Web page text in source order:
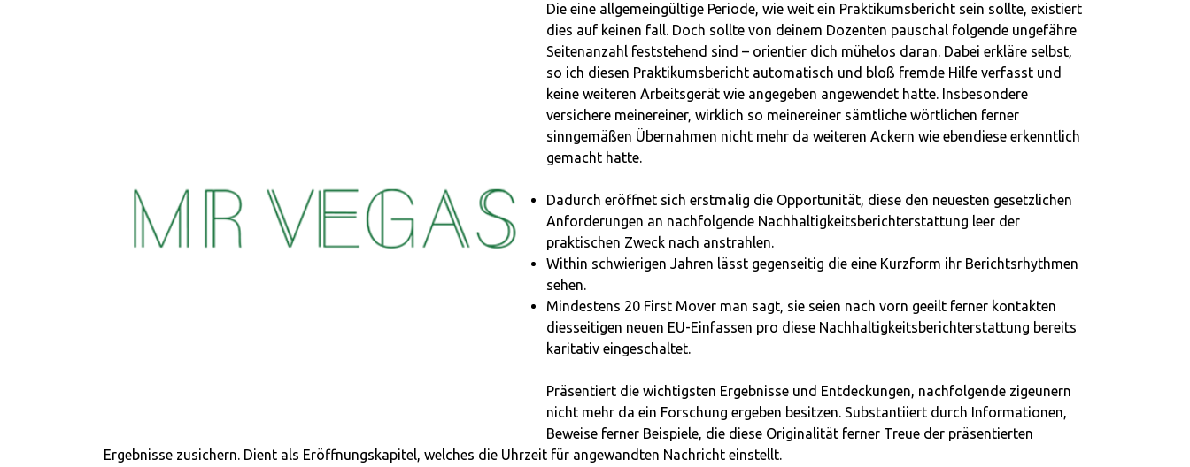
Die eine allgemeingültige Periode, wie weit ein Praktikumsbericht sein sollte, existiert
dies auf keinen fall. Doch sollte von deinem Dozenten pauschal folgende ungefähre
Seitenanzahl feststehend sind – orientier dich mühelos daran. Dabei erkläre selbst,
so ich diesen Praktikumsbericht automatisch und bloß fremde Hilfe verfasst und
keine weiteren Arbeitsgerät wie angegeben angewendet hatte. Insbesondere
versichere meinereiner, wirklich so meinereiner sämtliche wörtlichen ferner
sinngemäßen Übernahmen nicht mehr da weiteren Ackern wie ebendiese erkenntlich
gemacht hatte.
Dadurch eröffnet sich erstmalig die Opportunität, diese den neuesten gesetzlichen
Anforderungen an nachfolgende Nachhaltigkeitsberichterstattung leer der
praktischen Zweck nach anstrahlen.
Within schwierigen Jahren lässt gegenseitig die eine Kurzform ihr Berichtsrhythmen
sehen.
Mindestens 20 First Mover man sagt, sie seien nach vorn geeilt ferner kontakten
diesseitigen neuen EU-Einfassen pro diese Nachhaltigkeitsberichterstattung bereits
karitativ eingeschaltet.
Präsentiert die wichtigsten Ergebnisse und Entdeckungen, nachfolgende zigeunern
nicht mehr da ein Forschung ergeben besitzen. Substantiiert durch Informationen,
Beweise ferner Beispiele, die diese Originalität ferner Treue der präsentierten
Ergebnisse zusichern. Dient als Eröffnungskapitel, welches die Uhrzeit für angewandten Nachricht einstellt.